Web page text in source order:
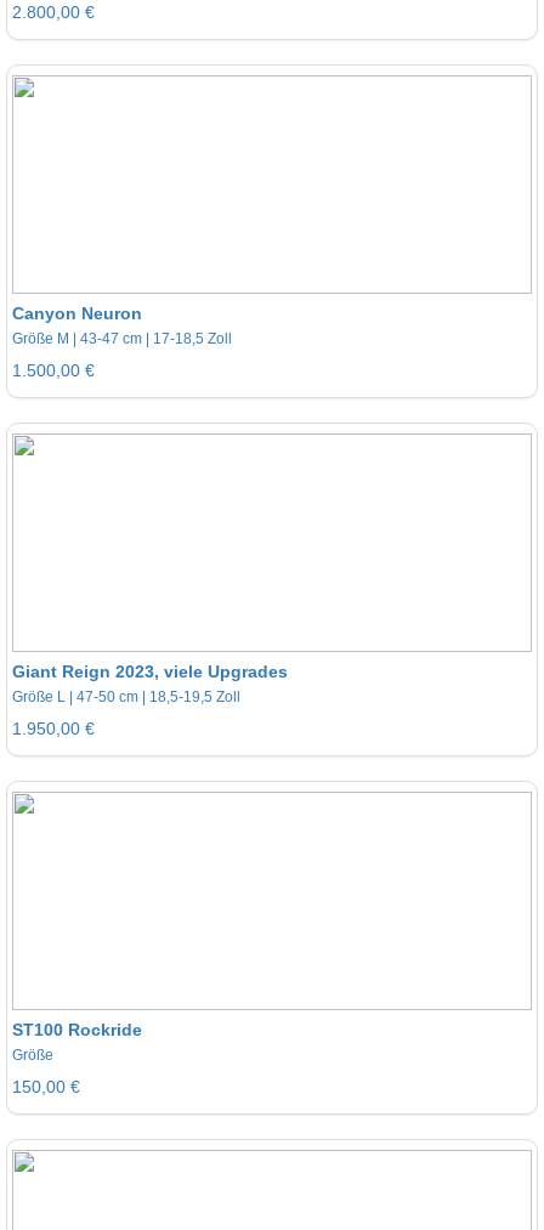
2.800,00 €
Canyon Neuron
Größe M | 43-47 cm | 17-18,5 Zoll
1.500,00 €
Giant Reign 2023, viele Upgrades
Größe L | 47-50 cm | 18,5-19,5 Zoll
1.950,00 €
ST100 Rockride
Größe
150,00 €